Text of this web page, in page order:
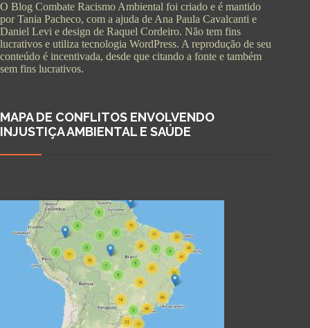
O Blog Combate Racismo Ambiental foi criado e é mantido
por Tania Pacheco, com a ajuda de Ana Paula Cavalcanti e
Daniel Levi e design de Raquel Cordeiro. Não tem fins
lucrativos e utiliza tecnologia WordPress. A reprodução de seu
conteúdo é incentivada, desde que citando a fonte e também
sem fins lucrativos.
MAPA DE CONFLITOS ENVOLVENDO
INJUSTIÇA AMBIENTAL E SAÚDE